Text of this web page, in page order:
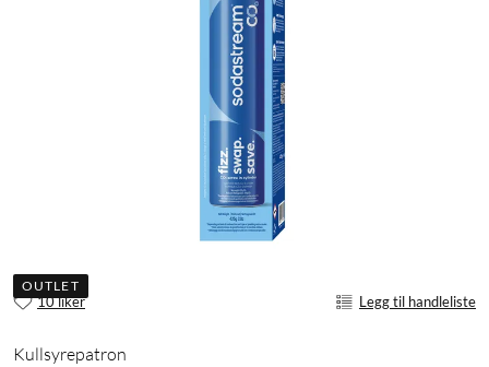
OUTLET
10 liker Legg til handleliste
Kullsyrepatron